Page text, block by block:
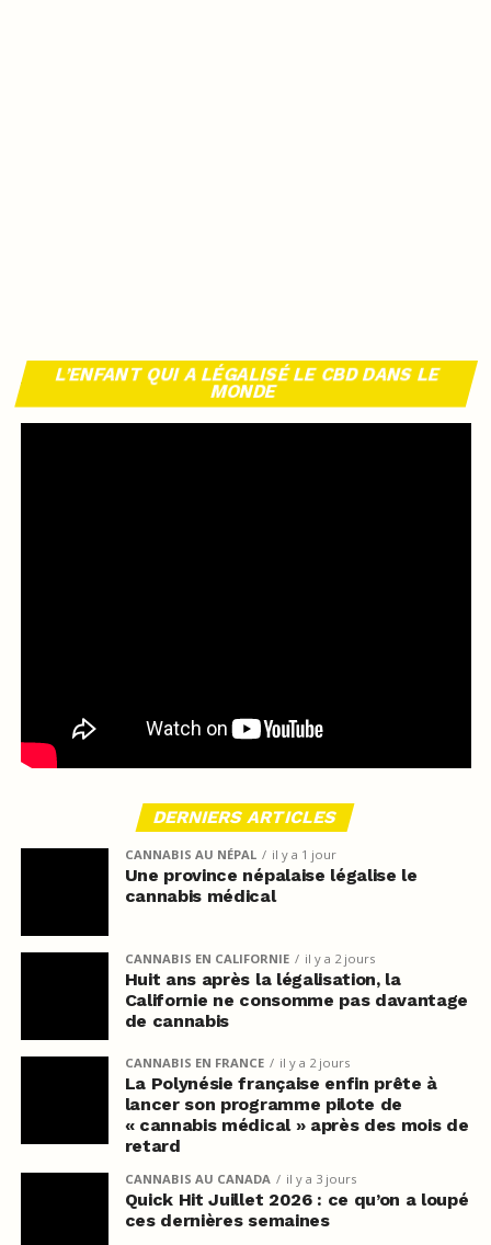
L’ENFANT QUI A LÉGALISÉ LE CBD DANS LE
MONDE
DERNIERS ARTICLES
CANNABIS AU NÉPAL il y a 1 jour
Une province népalaise légalise le
cannabis médical
CANNABIS EN CALIFORNIE il y a 2 jours
Huit ans après la légalisation, la
Californie ne consomme pas davantage
de cannabis
CANNABIS EN FRANCE il y a 2 jours
La Polynésie française enfin prête à
lancer son programme pilote de
« cannabis médical » après des mois de
retard
CANNABIS AU CANADA il y a 3 jours
Quick Hit Juillet 2026 : ce qu’on a loupé
ces dernières semaines